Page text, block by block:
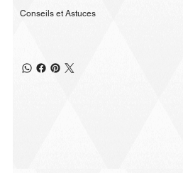
Conseils et Astuces